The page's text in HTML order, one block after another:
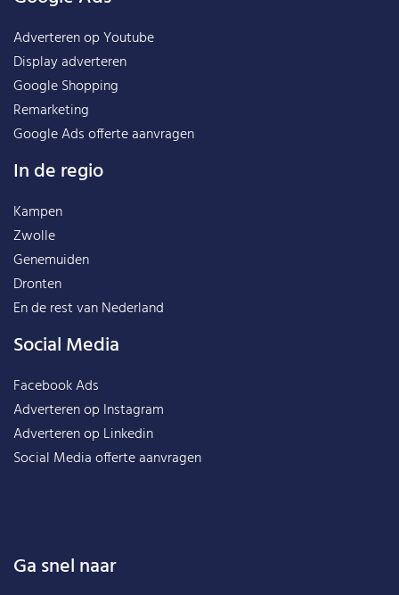
Adverteren op Youtube
Display adverteren
Google Shopping
Remarketing
Google Ads offerte aanvragen
In de regio
Kampen
Zwolle
Genemuiden
Dronten
En de rest vanNederland
Social Media
Facebook Ads
Adverteren op Instagram
Adverteren op Linkedin
Social Media offerte aanvragen
Ga snel naar